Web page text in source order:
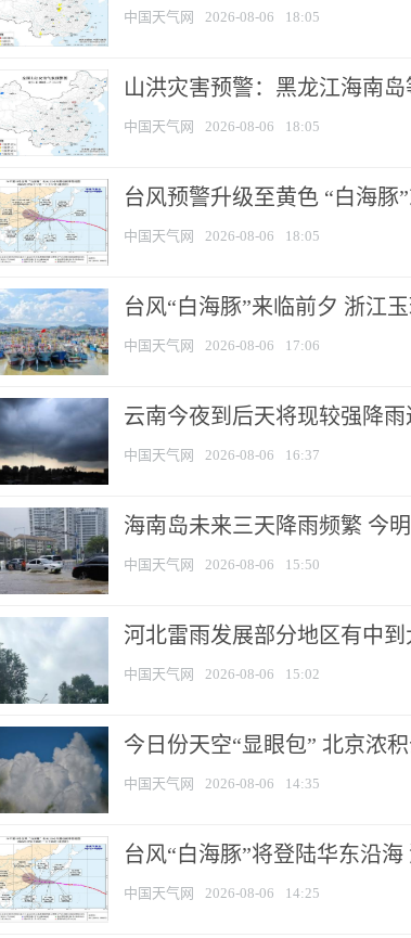
中国天气网 2026-08-06 18:05
山洪灾害预警：黑龙江海南
中国天气网 2026-08-06 18:05
台风预警升级至黄色 “白海豚
中国天气网 2026-08-06 18:05
台风“白海豚”来临前夕 浙江
中国天气网 2026-08-06 17:06
云南今夜到后天将现较强降
中国天气网 2026-08-06 16:37
海南岛未来三天降雨频繁 今
中国天气网 2026-08-06 15:50
河北雷雨发展部分地区有中
中国天气网 2026-08-06 15:02
今日份天空“显眼包” 北京浓
中国天气网 2026-08-06 14:35
台风“白海豚”将登陆华东沿
中国天气网 2026-08-06 14:25